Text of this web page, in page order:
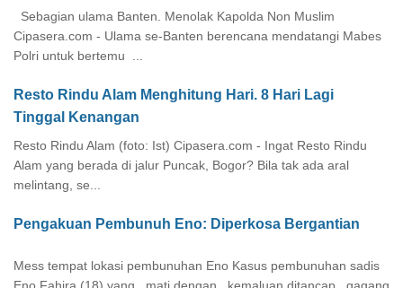
Sebagian ulama Banten. Menolak Kapolda Non Muslim
Cipasera.com - Ulama se-Banten berencana mendatangi Mabes
Polri untuk bertemu ...
Resto Rindu Alam Menghitung Hari. 8 Hari Lagi
Tinggal Kenangan
Resto Rindu Alam (foto: Ist) Cipasera.com - Ingat Resto Rindu
Alam yang berada di jalur Puncak, Bogor? Bila tak ada aral
melintang, se...
Pengakuan Pembunuh Eno: Diperkosa Bergantian
Mess tempat lokasi pembunuhan Eno Kasus pembunuhan sadis